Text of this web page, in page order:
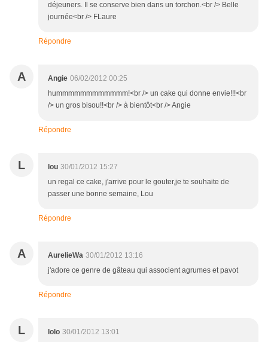
déjeuners. Il se conserve bien dans un torchon.<br /> Belle
journée<br /> FLaure
Répondre
A Angie 06/02/2012 00:25
hummmmmmmmmmmm!<br /> un cake qui donne envie!!!<br
/> un gros bisou!!<br /> à bientôt<br /> Angie
Répondre
L lou 30/01/2012 15:27
un regal ce cake, j'arrive pour le gouter,je te souhaite de
passer une bonne semaine, Lou
Répondre
A AurelieWa 30/01/2012 13:16
j'adore ce genre de gâteau qui associent agrumes et pavot
Répondre
L lolo 30/01/2012 13:01